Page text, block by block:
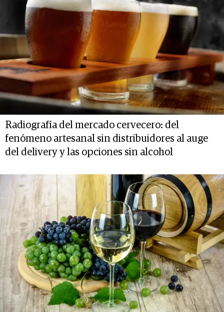
Radiografía del mercado cervecero: del
fenómeno artesanal sin distribuidores al auge
del delivery y las opciones sin alcohol